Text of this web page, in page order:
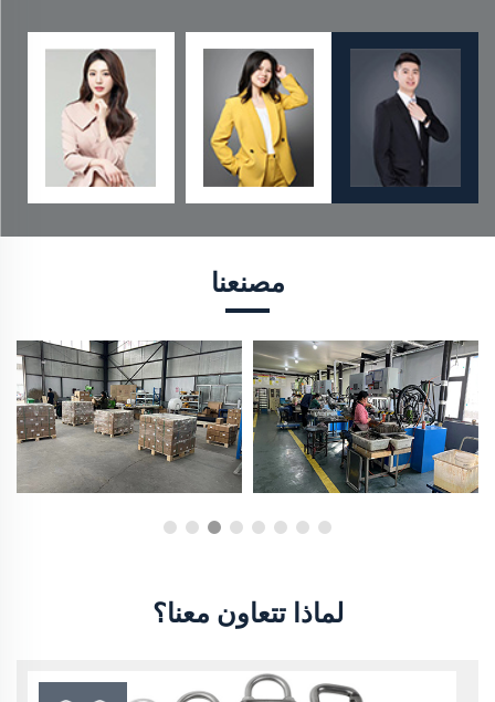
مصنعنا
لماذا تتعاون معنا؟